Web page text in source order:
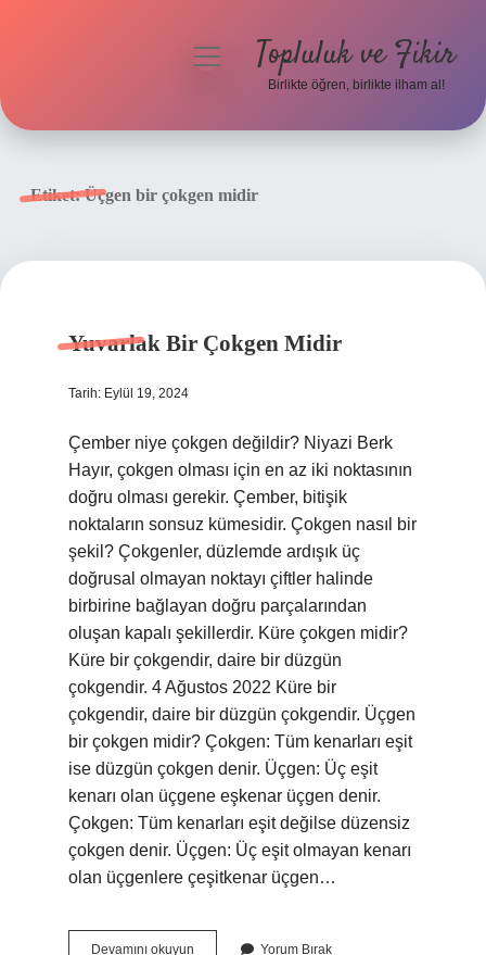
menüyüTopluluk ve Fikir
Birlikte öğren, birlikte ilham al!
Etiket:Üçgen bir çokgen midir
Yuvarlak Bir Çokgen Midir
Tarih: Eylül 19, 2024
Çember niye çokgen değildir? Niyazi Berk
Hayır, çokgen olması için en az iki noktasının
doğru olması gerekir. Çember, bitişik
noktaların sonsuz kümesidir. Çokgen nasıl bir
şekil? Çokgenler, düzlemde ardışık üç
doğrusal olmayan noktayı çiftler halinde
birbirine bağlayan doğru parçalarından
oluşan kapalı şekillerdir. Küre çokgen midir?
Küre bir çokgendir, daire bir düzgün
çokgendir. 4 Ağustos 2022 Küre bir
çokgendir, daire bir düzgün çokgendir. Üçgen
bir çokgen midir? Çokgen: Tüm kenarları eşit
ise düzgün çokgen denir. Üçgen: Üç eşit
kenarı olan üçgene eşkenar üçgen denir.
Çokgen: Tüm kenarları eşit değilse düzensiz
çokgen denir. Üçgen: Üç eşit olmayan kenarı
olan üçgenlere çeşitkenar üçgen…
Devamını okuyun Yuvarlak
Yorum Bırak